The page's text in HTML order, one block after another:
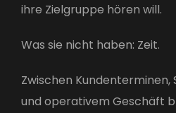
ihre Zielgruppe hören will.
Was sie nicht haben: Zeit.
Zwischen
und operativem Geschäft